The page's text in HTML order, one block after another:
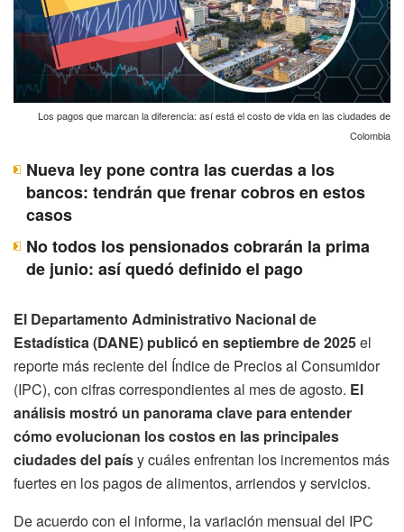
Los pagos que marcan la diferencia: así está el costo de vida en las ciudades de
Colombia
Nueva ley pone contra las cuerdas a los
bancos: tendrán que frenar cobros en estos
casos
No todos los pensionados cobrarán la prima
de junio: así quedó definido el pago
El Departamento Administrativo Nacional de
Estadística (DANE) publicó en septiembre de 2025el
reporte más reciente del Índice de Precios al Consumidor
(IPC), con cifras correspondientes al mes de agosto. El
análisis mostró un panorama clave para entender
cómo evolucionan los costos en las principales
ciudades del paísy cuáles enfrentan los incrementos más
fuertes en los pagos de alimentos, arriendos y servicios.
De acuerdo con el informe, la variación mensual del IPC